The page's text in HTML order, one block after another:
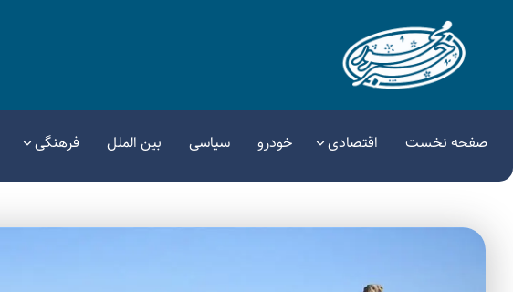
صفحه نخست اقتصادی خودرو سیاسی بین الملل فرهنگی